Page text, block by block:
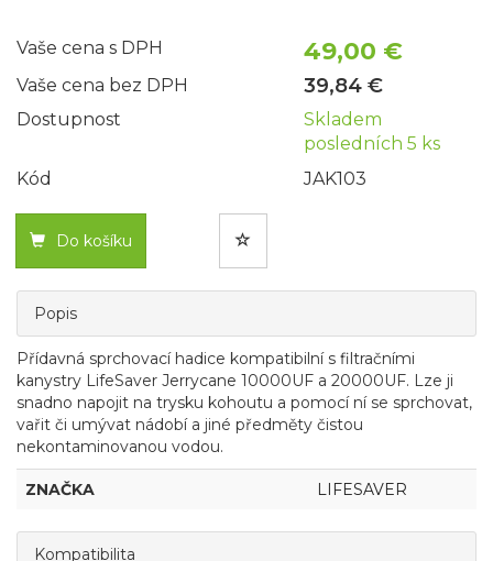
Vaše cena s DPH 49,00 €
Vaše cena bez DPH 39,84 €
Dostupnost
Skladem
posledních 5 ks
Kód
JAK103
Do košíku
Popis
Přídavná sprchovací hadice kompatibilní s filtračními
kanystry LifeSaver Jerrycane 10000UF a 20000UF. Lze ji
snadno napojit na trysku kohoutu a pomocí ní se sprchovat,
vařit či umývat nádobí a jiné předměty čistou
nekontaminovanou vodou.
ZNAČKA LIFESAVER
Kompatibilita